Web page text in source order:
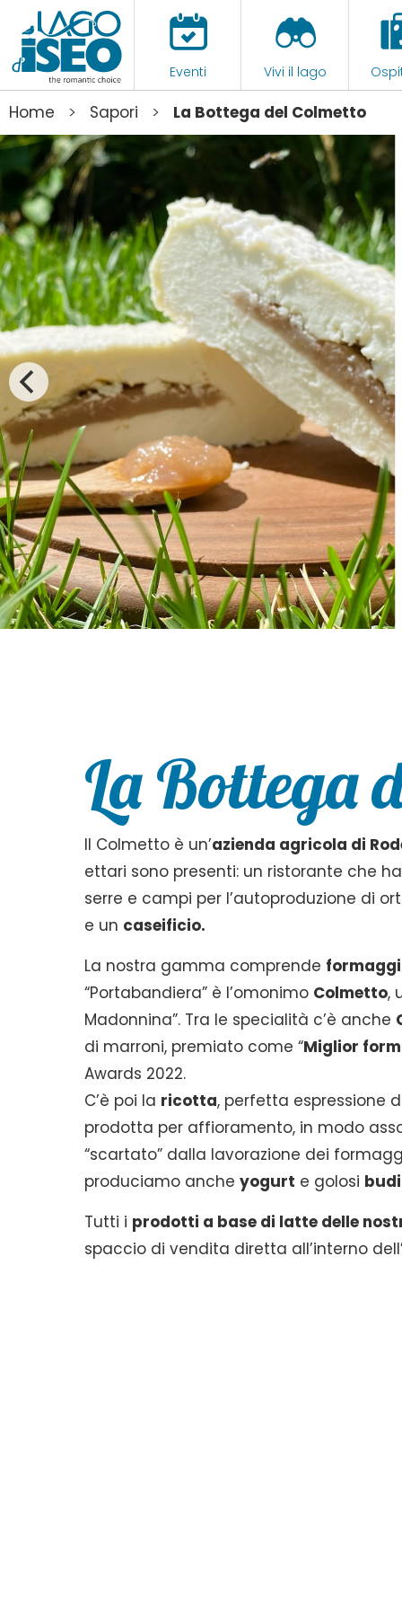
Eventi Vivi il lago
Home > Sapori > La Bottega del Colmetto
La Bottega
Il Colmetto è un’azienda agricola di
ettari sono presenti: un ristorante che
serre e campi per l’autoproduzione di
e un caseificio.
La nostra gamma comprende
“Portabandiera” è l’omonimo Colmetto,
Madonnina”. Tra le specialità c’è anche
di marroni, premiato come “Miglior
Awards 2022.
C’è poi la ricotta, perfetta espressione
prodotta per affioramento, in modo
“scartato” dalla lavorazione dei
produciamo ancheyogurt e golosi
Tutti i prodotti a base di latte delle
spaccio di vendita diretta all’interno